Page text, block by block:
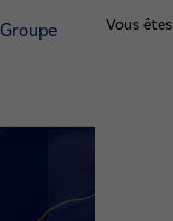
Groupe Vous êtes